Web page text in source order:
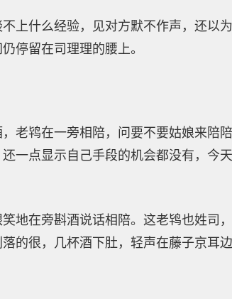
上什么经验，见对方默不作声，还以
停留在司理理的腰上。
老鸨在一旁相陪，问要不要姑娘来陪
一点显示自己手段的机会都没有，今
地在旁斟酒说话相陪。这老鸨也姓司
的很，几杯酒下肚，轻声在藤子京耳边